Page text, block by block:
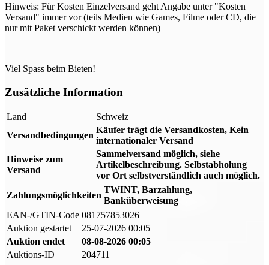
Hinweis: Für Kosten Einzelversand geht Angabe unter "Kosten
Versand" immer vor (teils Medien wie Games, Filme oder CD, die
nur mit Paket verschickt werden können)
Viel Spass beim Bieten!
Zusätzliche Information
Land
Schweiz
Versandbedingungen
Käufer trägt die Versandkosten, Kein
internationaler Versand
Hinweise zum
Versand
Sammelversand möglich, siehe
Artikelbeschreibung. Selbstabholung
vor Ort selbstverständlich auch möglich.
Zahlungsmöglichkeiten
TWINT, Barzahlung,
Banküberweisung
EAN-/GTIN-Code 081757853026
Auktion gestartet
25-07-2026 00:05
Auktion endet
08-08-2026 00:05
Auktions-ID
204711